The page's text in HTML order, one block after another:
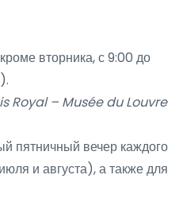
вторника, с 9:00 до
Royal – Musée du Louvre
пятничный вечер каждого
и августа), а также для